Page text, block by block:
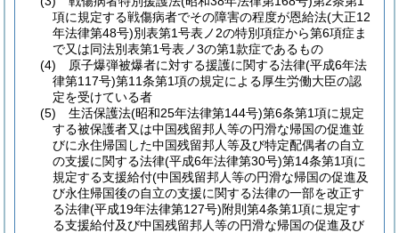
項に規定する戦傷病者でその障害の程度が恩給法(大正12
年法律第48号)別表第1号表ノ2の特別項症から第6項症ま
で又は同法別表第1号表ノ3の第1款症であるもの
(4)
原子爆弾被爆者に対する援護に関する法律(平成6年法
律第117号)第11条第1項の規定による厚生労働大臣の認
定を受けている者
(5)
生活保護法(昭和25年法律第144号)第6条第1項に規定
する被保護者又は中国残留邦人等の円滑な帰国の促進並
びに永住帰国した中国残留邦人等及び特定配偶者の自立
の支援に関する法律(平成6年法律第30号)第14条第1項に
規定する支援給付(中国残留邦人等の円滑な帰国の促進及
び永住帰国後の自立の支援に関する法律の一部を改正す
る法律(平成19年法律第127号)附則第4条第1項に規定す
る支援給付及び中国残留邦人等の円滑な帰国の促進及び